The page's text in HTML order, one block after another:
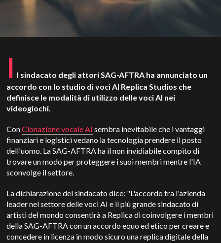
I l sindacato degli attori SAG-AFTRA ha annunciato un
accordo con lo studio di voci AI Replica Studios che
definisce le modalità di utilizzo delle voci AI nei
videogiochi.
ConClonazione vocale AI sembra inevitabile che i vantaggi
finanziari e logistici vedano la tecnologia prendere il posto
dell'uomo. La SAG-AFTRA ha il non invidiabile compito di
trovare un modo per proteggere i suoi membri mentre l'IA
sconvolge il settore.
La dichiarazione del sindacato dice: "L'accordo tra l'azienda
leader nel settore delle voci AI e il più grande sindacato di
artisti del mondo consentirà a Replica di coinvolgere i membri
della SAG-AFTRA con un accordo equo ed etico per creare e
concedere in licenza in modo sicuro una replica digitale della